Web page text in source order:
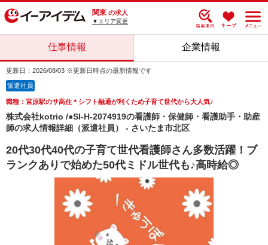
関東 の求人
▼エリア変更
仕事情報 企業情報
更新日：2026/08/03 ※更新日時点の最新情報です
派遣社員
職種：宮原駅のサ高住＊シフト融通が利くため子育て世代から大人気♪
株式会社kotrio /●SI-H-2074919の看護師・保健師・看護助手・助産
師の求人情報詳細（派遣社員） - さいたま市北区
20代30代40代の子育て世代看護師さん多数活躍！ブ
ランクありで始めた50代ミドル世代も♪高時給◎